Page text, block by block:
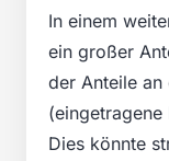
In einem
ein großer
der Anteile an
Dies könnte